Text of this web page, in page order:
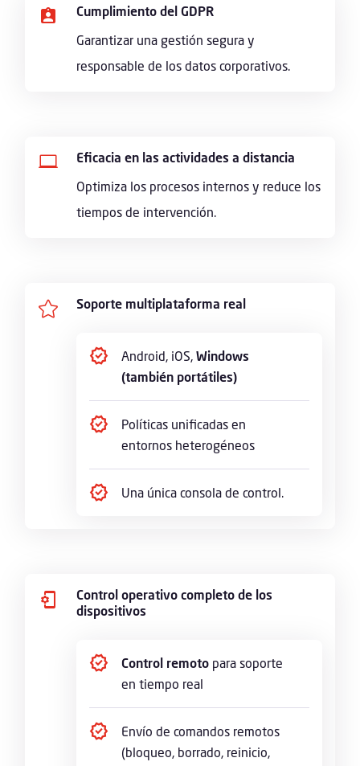
Cumplimiento del GDPR
Garantizar una gestión segura y
responsable de los datos corporativos.

Eficacia en las actividades a distancia
Optimiza los procesos internos y reduce los
tiempos de intervención.
 Soporte multiplataforma real
Android, iOS, Windows
(también portátiles)
Políticas unificadas en
entornos heterogéneos
Una única consola de control.
Control operativo completo de los
dispositivos
Control remotopara soporte
en tiempo real
Envío de comandos remotos
(bloqueo, borrado, reinicio,